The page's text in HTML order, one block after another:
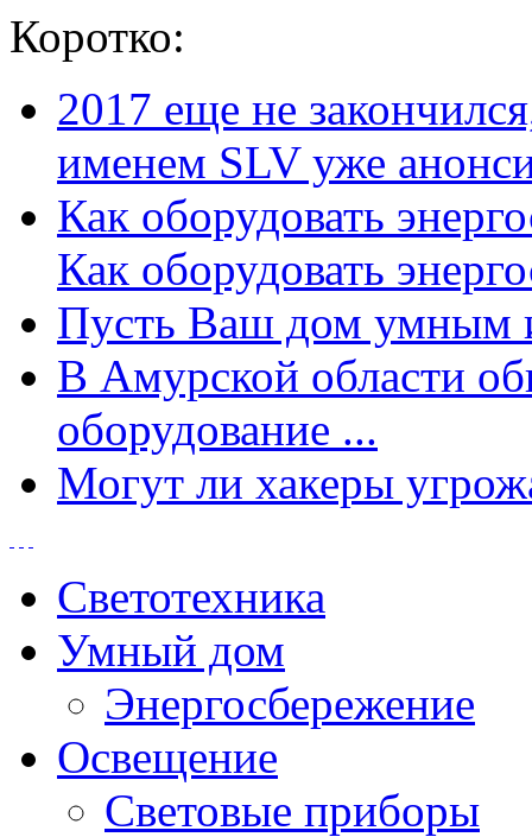
Коротко:
2017 еще не
именем SLV уже
Как оборудовать
Как оборудовать
Пусть Ваш дом умным
В Амурской области
оборудование ...
Могут ли хакеры
Светотехника
Умный дом
Энергосбережение
Освещение
Световые приборы